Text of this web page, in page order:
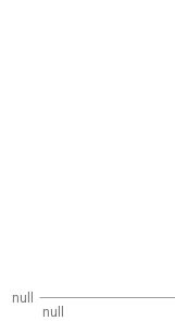
null
null